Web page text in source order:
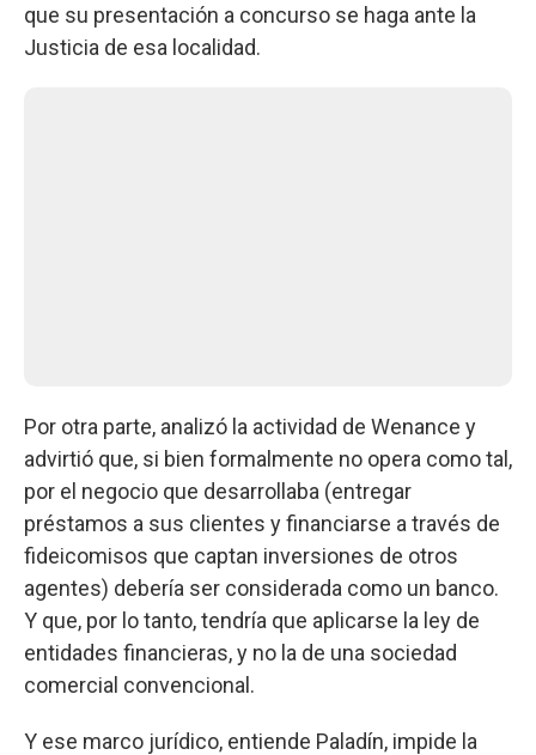
que su presentación a concurso se haga ante la
Justicia de esa localidad.
Por otra parte, analizó la actividad de Wenance y
advirtió que, si bien formalmente no opera como tal,
por el negocio que desarrollaba (entregar
préstamos a sus clientes y financiarse a través de
fideicomisos que captan inversiones de otros
agentes) debería ser considerada como un banco.
Y que, por lo tanto, tendría que aplicarse la ley de
entidades financieras, y no la de una sociedad
comercial convencional.
Y ese marco jurídico, entiende Paladín, impide la